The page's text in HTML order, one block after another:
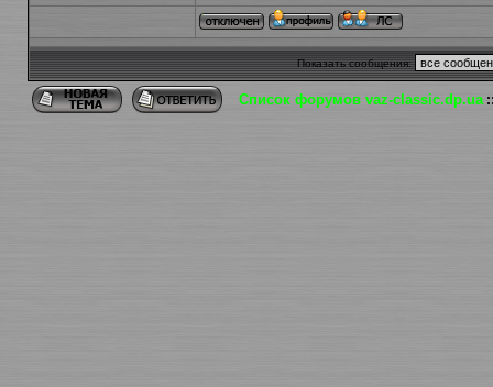
Показать сообщения:
Список форумов vaz-classic.dp.ua